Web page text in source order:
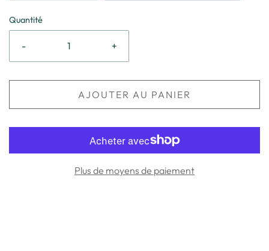
Quantité
- +
AJOUTER AU PANIER
Plus de moyens de paiement